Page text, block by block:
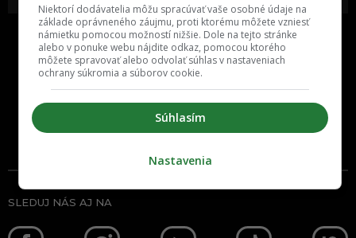
Inzercia Cenník
SLEDUJ NÁS AJ NA
Niektorí dodávatelia môžu spracúvať vaše osobné údaje na
základe oprávneného záujmu, proti ktorému môžete vzniesť
námietku pomocou možností nižšie. Dole na tejto stránke
alebo v ponuke webu nájdite odkaz, pomocou ktorého
môžete spravovať alebo odvolať súhlas v nastaveniach
ochrany súkromia a súborov cookie.
Súhlasím
Nastavenia